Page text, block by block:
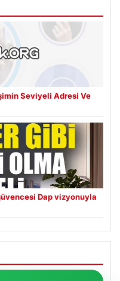
Seviyeli Adresi Ve
Dap vizyonuyla